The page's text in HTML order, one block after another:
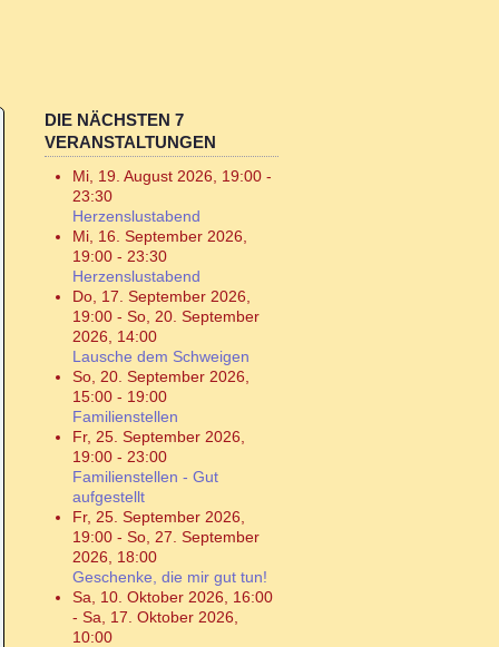
DIE NÄCHSTEN 7
VERANSTALTUNGEN
Mi, 19. August 2026 19:00 -
23:30
Herzenslustabend
Mi, 16. September 2026
19:00 - 23:30
Herzenslustabend
Do, 17. September 2026
19:00 - So, 20. September
2026
14:00
Lausche dem Schweigen
So, 20. September 2026
15:00 - 19:00
Familienstellen
Fr, 25. September 2026
19:00 - 23:00
Familienstellen - Gut
aufgestellt
Fr, 25. September 2026
19:00 - So, 27. September
2026
18:00
Geschenke, die mir gut tun!
Sa, 10. Oktober 2026
16:00
- Sa, 17. Oktober 2026
10:00